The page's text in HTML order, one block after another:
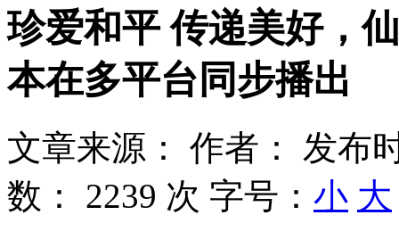
珍爱和平 传递美好，
本在多平台同步播出
文章来源： 作者：
发布
数： 2239 次 字号： 小 大